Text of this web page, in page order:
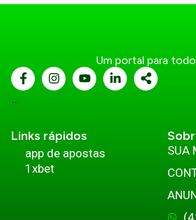
Um portal para
...
Links rápidos
app de apostas
1xbet
SUA